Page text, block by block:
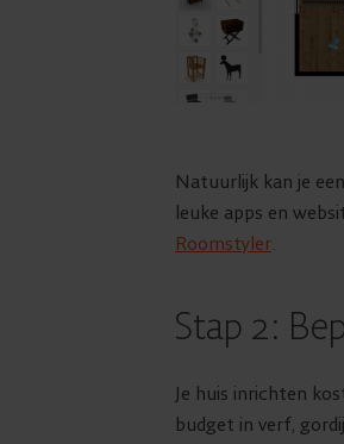
Natuurlijk kan je
leuke apps en
Roomstyler.
Stap 2:
Je huis inrichten
budget in verf,